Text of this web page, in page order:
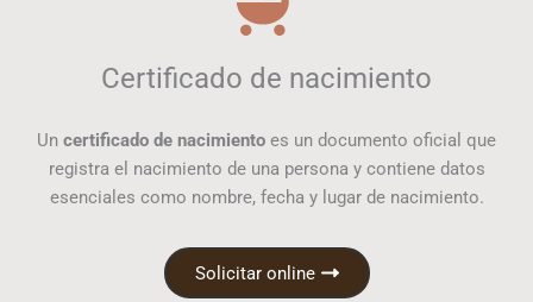
Certificado de nacimiento
Un certificado de nacimiento es un documento oficial que
registra el nacimiento de una persona y contiene datos
esenciales como nombre, fecha y lugar de nacimiento.
Solicitar online